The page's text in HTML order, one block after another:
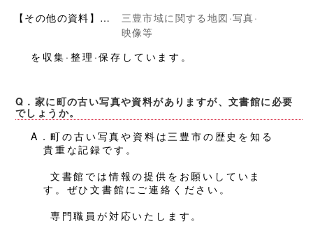
【その他の資料】…
三豊市域に関する地図·写真·
映像等
を収集·整理·保存しています。
Q．家に町の古い写真や資料がありますが、文書館に必要
でしょうか。
A．町の古い写真や資料は三豊市の歴史を知る
貴重な記録です。
文書館では情報の提供をお願いしていま
す。ぜひ文書館にご連絡ください。
専門職員が対応いたします。